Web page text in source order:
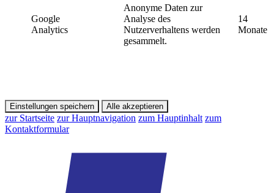
Google
Analytics
Anonyme Daten zur
Analyse des
Nutzerverhaltens werden
gesammelt.
14
Monate
Einstellungen speichern Alle akzeptieren
zur Startseite zur Hauptnavigation zum Hauptinhalt zum
Kontaktformular